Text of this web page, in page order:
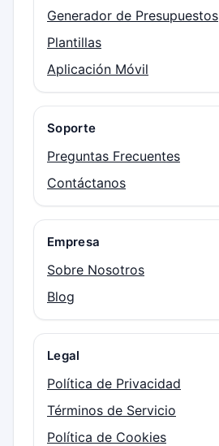
Generador de Presupuestos
Plantillas
Aplicación Móvil
Soporte
Preguntas Frecuentes
Contáctanos
Empresa
Sobre Nosotros
Blog
Legal
Política de Privacidad
Términos de Servicio
Política de Cookies